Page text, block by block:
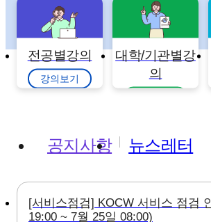
전공별강의
강의보기
대학/기관별강
의
공지사항 뉴스레터
[서비스점검] KOCW 서비스 점검
19:00 ~ 7월 25일 08:00)